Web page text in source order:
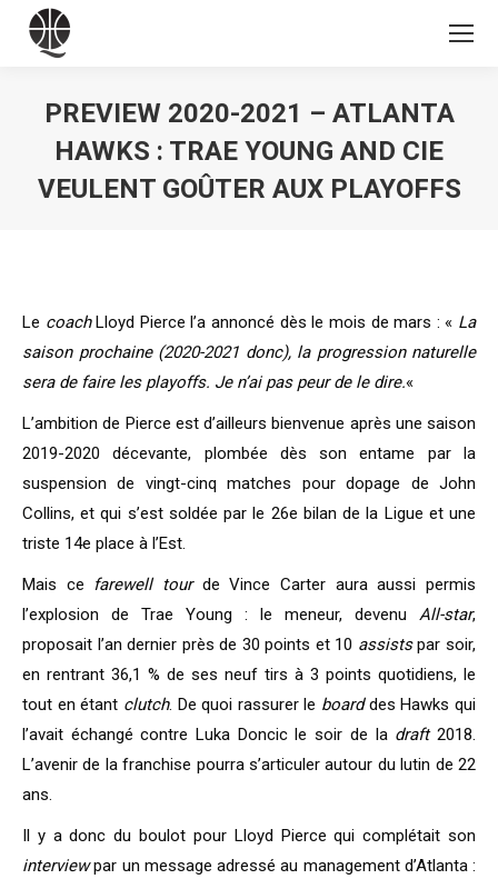
PREVIEW 2020-2021 – ATLANTA
HAWKS : TRAE YOUNG AND CIE
VEULENT GOÛTER AUX PLAYOFFS
Le coachLloyd Pierce l’a annoncé dès le mois de mars : « La
saison prochaine (2020-2021 donc), la progression naturelle
sera de faire les playoffs. Je n’ai pas peur de le dire.«
L’ambition de Pierce est d’ailleurs bienvenue après une saison
2019-2020 décevante, plombée dès son entame par la
suspension de vingt-cinq matches pour dopage de John
Collins, et qui s’est soldée par le 26e bilan de la Ligue et une
triste 14e place à l’Est.
Mais ce farewell tourde Vince Carter aura aussi permis
l’explosion de Trae Young : le meneur, devenu All-star,
proposait l’an dernier près de 30 points et 10 assistspar soir,
en rentrant 36,1 % de ses neuf tirs à 3 points quotidiens, le
tout en étant clutch. De quoi rassurer le boarddes Hawks qui
l’avait échangé contre Luka Doncic le soir de la draft2018.
L’avenir de la franchise pourra s’articuler autour du lutin de 22
ans.
Il y a donc du boulot pour Lloyd Pierce qui complétait son
interviewpar un message adressé au management d’Atlanta :